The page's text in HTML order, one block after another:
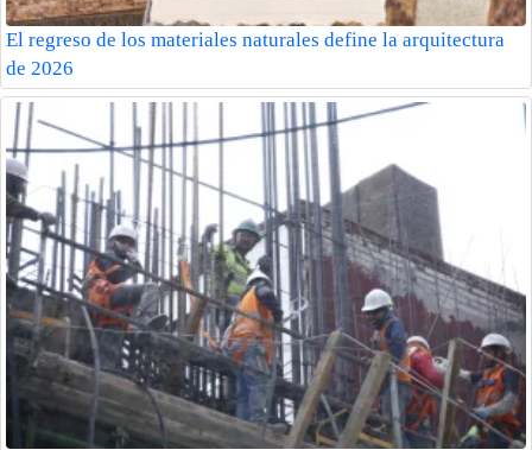
El regreso de los materiales naturales define la arquitectura
de 2026